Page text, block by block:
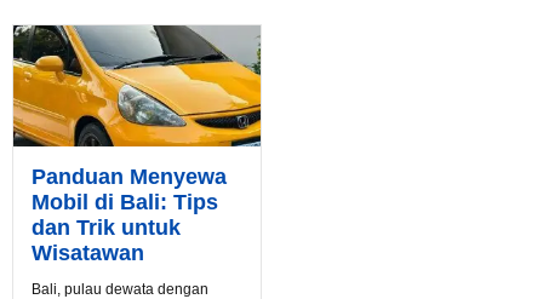
Panduan Menyewa
Mobil di Bali: Tips
dan Trik untuk
Wisatawan
Bali, pulau dewata dengan
Book via WhatsApp
Pilih Mobil*